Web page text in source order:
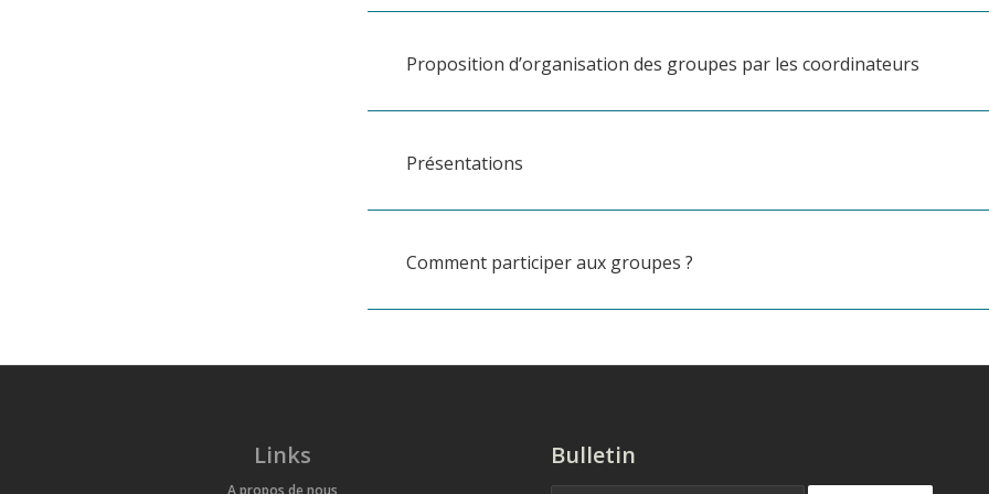
Proposition d’organisation des groupes par les coordinateurs
Présentations
Comment participer aux groupes ?
Links
A propos de nous
Bulletin